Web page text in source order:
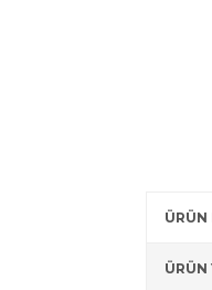
ÜRÜN
ÜRÜN